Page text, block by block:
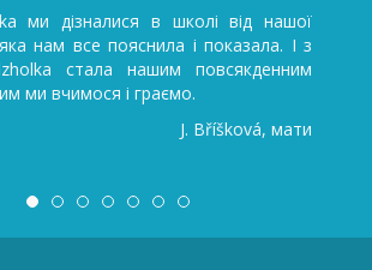
в школі від нашої
все пояснила і показала. І з
стала нашим повсякденним
і граємо.
J. Bříšková, мати